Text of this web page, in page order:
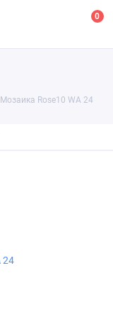
0
Мозаика Rose10 WA 24